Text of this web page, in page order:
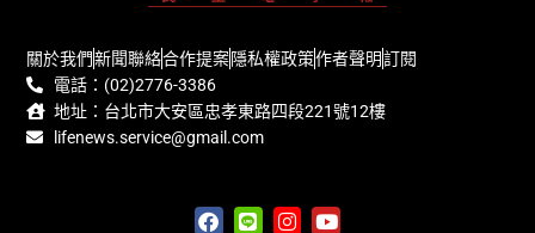
關於我們新聞聯絡合作提案隱私權政策作者聲明訂閱
電話：(02)2776-3386
地址：台北市大安區忠孝東路四段221號12樓
lifenews.service@gmail.com